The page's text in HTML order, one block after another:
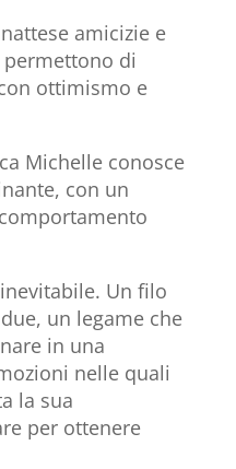
amicizie e
di
ottimismo e
Michelle conosce
con un
Un filo
un legame che
in una
nelle quali
la sua
per ottenere